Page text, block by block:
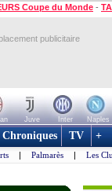
Coupe du Monde -
publicitaire
Juve Inter Naples
Chroniques TV +
| Palmarès | Les